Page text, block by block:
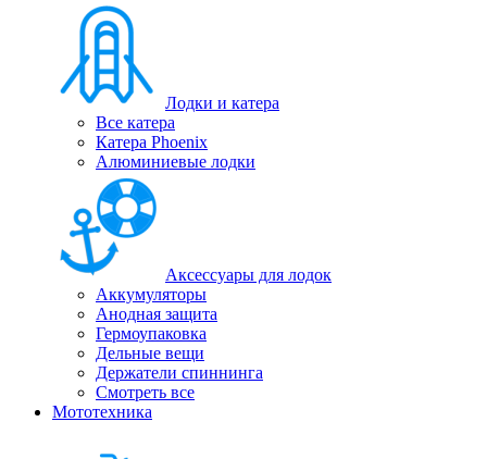
Лодки и катера
Все катера
Катера Phoenix
Алюминиевые лодки
Аксессуары для лодок
Аккумуляторы
Анодная защита
Гермоупаковка
Дельные вещи
Держатели спиннинга
Смотреть все
Мототехника